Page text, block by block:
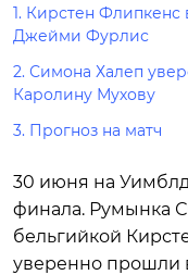
1. Кирстен Флипкенс
Джейми Фурлис
2. Симона Халеп
Каролину Мухову
3. Прогноз на матч
30 июня на
финала. Румынка
бельгийкой
уверенно прошли